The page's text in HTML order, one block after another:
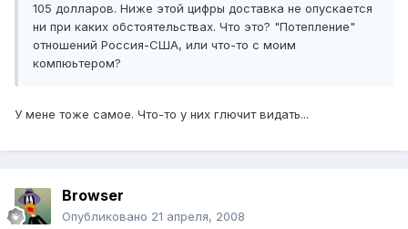
105 долларов. Ниже этой цифры доставка не опускается
ни при каких обстоятельствах. Что это? "Потепление"
отношений Россия-США, или что-то с моим
компюьтером?
У мене тоже самое. Что-то у них глючит видать...
Browser
Опубликовано 21 апреля, 2008